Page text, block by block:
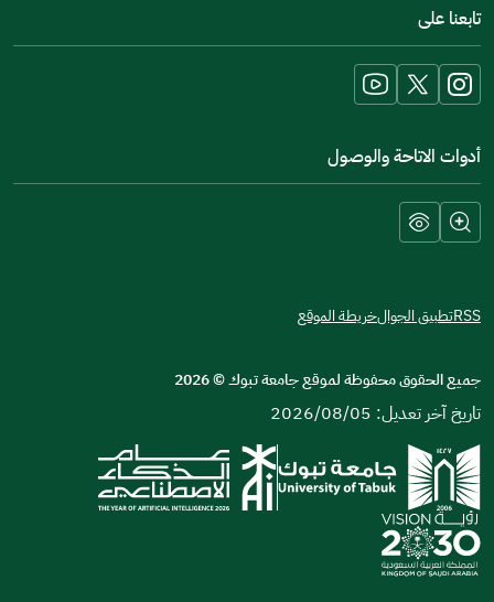
new
window)
تابعنا على
أدوات الاتاحة والوصول
RSSتطبيق الجوالخريطة الموقع
جميع الحقوق محفوظة لموقع جامعة تبوك©
2026
تاريخ آخر تعديل: 2026/08/05